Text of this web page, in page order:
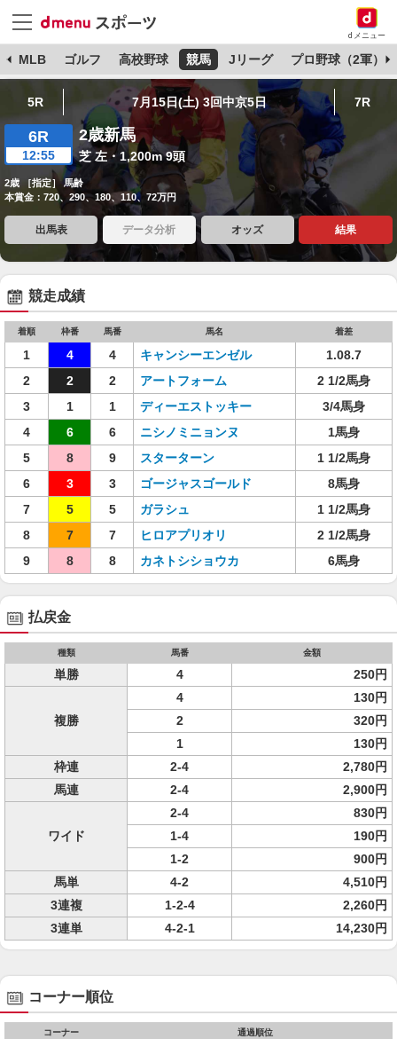
dメニュー
MLB ゴルフ 高校野球 競馬 Jリーグ プロ野球（2軍）
5R 7月15日(土) 3回中京5日 7R
6R
12:55
2歳新馬
芝 左・1,200m 9頭
2歳 ［指定］ 馬齢
本賞金：720、290、180、110、72万円
出馬表 データ分析 オッズ 結果
競走成績
着順 枠番 馬番 馬名 着差
1 4 4 キャンシーエンゼル
1.08.7
2
2 2 アートフォーム
2 1/2馬身
3
1 1 ディーエストッキー
3/4馬身
4
6 6 ニシノミニョンヌ
1馬身
5
8 9 スターターン
1 1/2馬身
6
3 3 ゴージャスゴールド
8馬身
7
5 5 ガラシュ
1 1/2馬身
8
7 7 ヒロアプリオリ
2 1/2馬身
9
8 8 カネトシショウカ 6馬身
払戻金
種類 馬番 金額
単勝 4 250円
複勝
4
130円
2
320円
1
130円
枠連
2-4
2,780円
馬連
2-4 2,900円
ワイド
2-4
830円
1-4
190円
1-2
900円
馬単
4-2
4,510円
3連複
1-2-4
2,260円
3連単
4-2-1 14,230円
コーナー順位
コーナー 通過順位